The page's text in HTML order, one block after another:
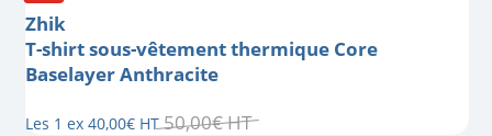
Zhik
T-shirt sous-vêtement thermique Core
Baselayer Anthracite
Les 1 ex 40,00€ HT 50,00€HT